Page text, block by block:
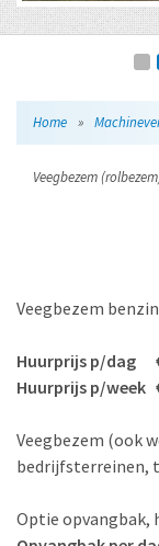
Home »
Veegbezem
Veegbezem
Huurprijs p/dag
Huurprijs p/week
Veegbezem (ook
bedrijfsterreinen,
Optie opvangbak,